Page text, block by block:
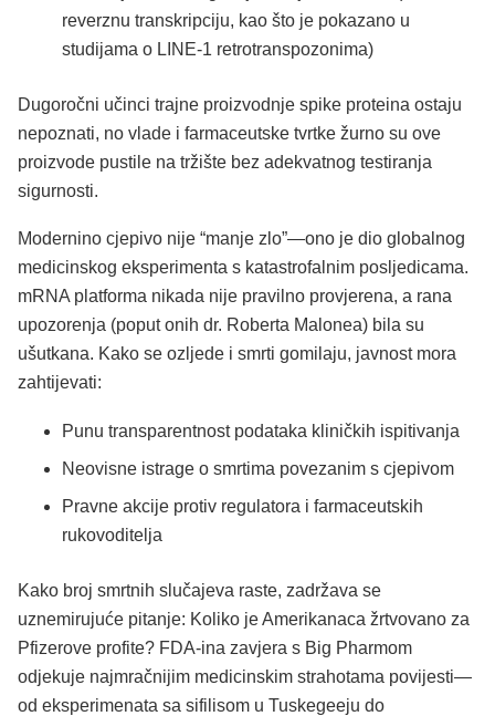
reverznu transkripciju, kao što je pokazano u
studijama o LINE-1 retrotranspozonima)
Dugoročni učinci trajne proizvodnje spike proteina ostaju
nepoznati, no vlade i farmaceutske tvrtke žurno su ove
proizvode pustile na tržište bez adekvatnog testiranja
sigurnosti.
Modernino cjepivo nije “manje zlo”—ono je dio globalnog
medicinskog eksperimenta s katastrofalnim posljedicama.
mRNA platforma nikada nije pravilno provjerena, a rana
upozorenja (poput onih dr. Roberta Malonea) bila su
ušutkana. Kako se ozljede i smrti gomilaju, javnost mora
zahtijevati:
Punu transparentnost podataka kliničkih ispitivanja
Neovisne istrage o smrtima povezanim s cjepivom
Pravne akcije protiv regulatora i farmaceutskih
rukovoditelja
Kako broj smrtnih slučajeva raste, zadržava se
uznemirujuće pitanje: Koliko je Amerikanaca žrtvovano za
Pfizerove profite? FDA-ina zavjera s Big Pharmom
odjekuje najmračnijim medicinskim strahotama povijesti—
od eksperimenata sa sifilisom u Tuskegeeju do